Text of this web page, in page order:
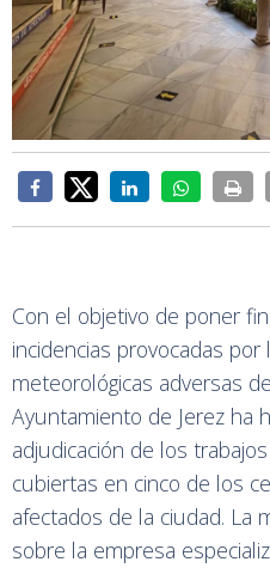
Con el objetivo de poner
incidencias provocadas por
meteorológicas adversas
Ayuntamiento de Jerez ha
adjudicación de los
cubiertas en cinco de los
afectados de la ciudad. La
sobre la empresa